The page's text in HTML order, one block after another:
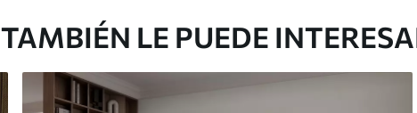
TAMBIÉN LE PUEDE